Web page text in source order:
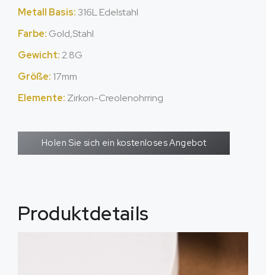
Metall Basis: 316L Edelstahl
Farbe: Gold,Stahl
Gewicht: 2.8G
Größe: 17mm
Elemente: Zirkon-Creolenohrring
Holen Sie sich ein kostenloses Angebot
Produktdetails